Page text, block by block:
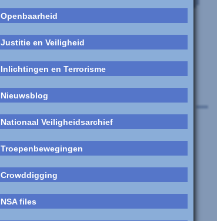
Openbaarheid
Justitie en Veiligheid
Inlichtingen en Terrorisme
Nieuwsblog
Nationaal Veiligheidsarchief
Troepenbewegingen
Crowddigging
NSA files